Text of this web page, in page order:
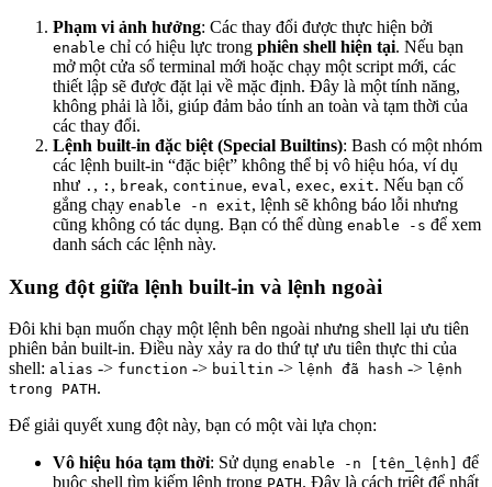
Phạm vi ảnh hưởng: Các thay đổi được thực hiện bởi
enable chỉ có hiệu lực trong phiên shell hiện tại. Nếu bạn
mở một cửa sổ terminal mới hoặc chạy một script mới, các
thiết lập sẽ được đặt lại về mặc định. Đây là một tính năng,
không phải là lỗi, giúp đảm bảo tính an toàn và tạm thời của
các thay đổi.
Lệnh built-in đặc biệt (Special Builtins): Bash có một nhóm
các lệnh built-in “đặc biệt” không thể bị vô hiệu hóa, ví dụ
như . , : , break, continue, eval , exec, exit. Nếu bạn cố
gắng chạy enable -n exit, lệnh sẽ không báo lỗi nhưng
cũng không có tác dụng. Bạn có thể dùng enable -s để xem
danh sách các lệnh này.
Xung đột giữa lệnh built-in và lệnh ngoài
Đôi khi bạn muốn chạy một lệnh bên ngoài nhưng shell lại ưu tiên
phiên bản built-in. Điều này xảy ra do thứ tự ưu tiên thực thi của
shell: alias -> function -> builtin -> lệnh đã hash -> lệnh
trong PATH.
Để giải quyết xung đột này, bạn có một vài lựa chọn:
Vô hiệu hóa tạm thời: Sử dụng enable -n [tên_lệnh]
để
buộc shell tìm kiếm lệnh trong PATH. Đây là cách triệt để nhất